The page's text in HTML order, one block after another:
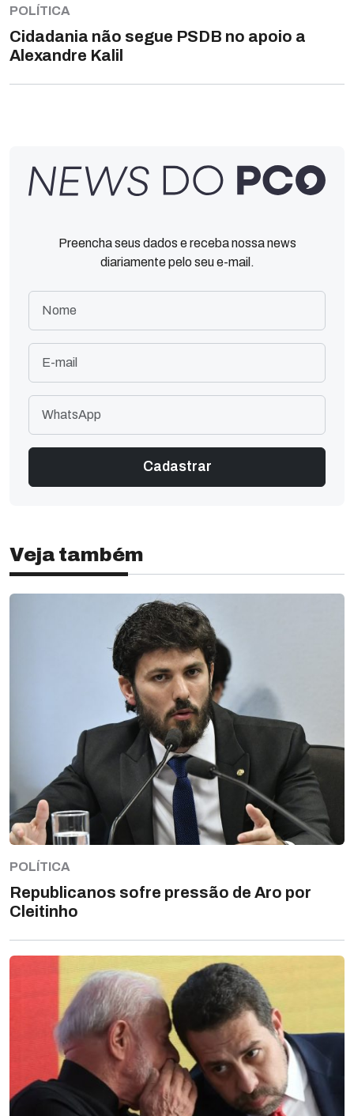
POLÍTICA
Cidadania não segue PSDB no apoio a
Alexandre Kalil
Preencha seus dados e receba nossa news
diariamente pelo seu e-mail.
Veja também
POLÍTICA
Republicanos sofre pressão de Aro por
Cleitinho